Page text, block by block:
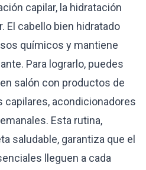
capilar, la hidratación
El cabello bien hidratado
químicos y mantiene
Para lograrlo, puedes
salón con productos de
capilares, acondicionadores
Esta rutina,
saludable, garantiza que el
lleguen a cada